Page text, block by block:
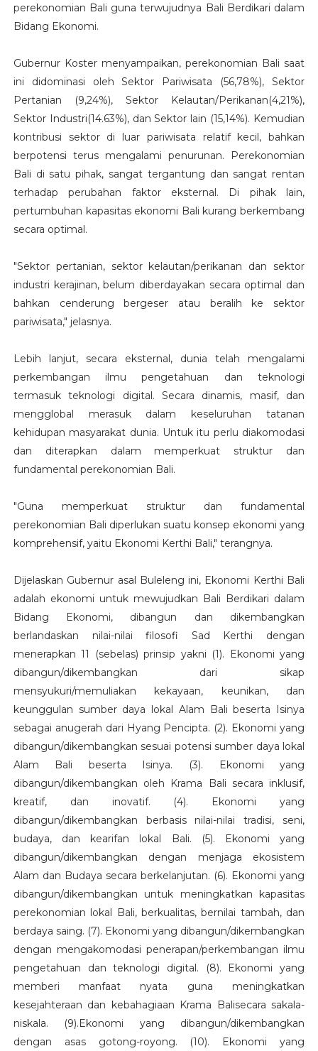
perekonomian Bali guna terwujudnya Bali Berdikari dalam
Bidang Ekonomi.
Gubernur Koster menyampaikan, perekonomian Bali saat
ini didominasi oleh Sektor Pariwisata (56,78%), Sektor
Pertanian (9,24%), Sektor Kelautan/Perikanan(4,21%),
Sektor Industri(14.63%), dan Sektor lain (15,14%). Kemudian
kontribusi sektor di luar pariwisata relatif kecil, bahkan
berpotensi terus mengalami penurunan. Perekonomian
Bali di satu pihak, sangat tergantung dan sangat rentan
terhadap perubahan faktor eksternal. Di pihak lain,
pertumbuhan kapasitas ekonomi Bali kurang berkembang
secara optimal.
"Sektor pertanian, sektor kelautan/perikanan dan sektor
industri kerajinan, belum diberdayakan secara optimal dan
bahkan cenderung bergeser atau beralih ke sektor
pariwisata," jelasnya.
Lebih lanjut, secara eksternal, dunia telah mengalami
perkembangan ilmu pengetahuan dan teknologi
termasuk teknologi digital. Secara dinamis, masif, dan
mengglobal merasuk dalam keseluruhan tatanan
kehidupan masyarakat dunia. Untuk itu perlu diakomodasi
dan diterapkan dalam memperkuat struktur dan
fundamental perekonomian Bali.
"Guna memperkuat struktur dan fundamental
perekonomian Bali diperlukan suatu konsep ekonomi yang
komprehensif, yaitu Ekonomi Kerthi Bali," terangnya.
Dijelaskan Gubernur asal Buleleng ini, Ekonomi Kerthi Bali
adalah ekonomi untuk mewujudkan Bali Berdikari dalam
Bidang Ekonomi, dibangun dan dikembangkan
berlandaskan nilai-nilai filosofi Sad Kerthi dengan
menerapkan 11 (sebelas) prinsip yakni (1). Ekonomi yang
dibangun/dikembangkan dari sikap
mensyukuri/memuliakan kekayaan, keunikan, dan
keunggulan sumber daya lokal Alam Bali beserta Isinya
sebagai anugerah dari Hyang Pencipta. (2). Ekonomi yang
dibangun/dikembangkan sesuai potensi sumber daya lokal
Alam Bali beserta Isinya. (3). Ekonomi yang
dibangun/dikembangkan oleh Krama Bali secara inklusif,
kreatif, dan inovatif. (4). Ekonomi yang
dibangun/dikembangkan berbasis nilai-nilai tradisi, seni,
budaya, dan kearifan lokal Bali. (5). Ekonomi yang
dibangun/dikembangkan dengan menjaga ekosistem
Alam dan Budaya secara berkelanjutan. (6). Ekonomi yang
dibangun/dikembangkan untuk meningkatkan kapasitas
perekonomian lokal Bali, berkualitas, bernilai tambah, dan
berdaya saing. (7). Ekonomi yang dibangun/dikembangkan
dengan mengakomodasi penerapan/perkembangan ilmu
pengetahuan dan teknologi digital. (8). Ekonomi yang
memberi manfaat nyata guna meningkatkan
kesejahteraan dan kebahagiaan Krama Balisecara sakala-
niskala. (9).Ekonomi yang dibangun/dikembangkan
dengan asas gotong-royong. (10). Ekonomi yang